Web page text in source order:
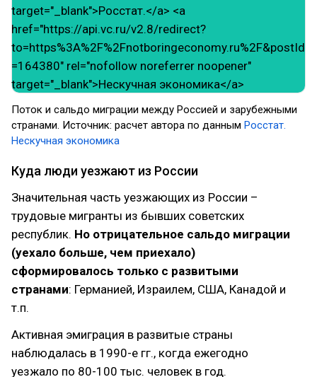
Поток и сальдо миграции между Россией и зарубежными
странами. Источник: расчет автора по данным Росстат.
Нескучная экономика
Куда люди уезжают из России
Значительная часть уезжающих из России –
трудовые мигранты из бывших советских
республик. Но отрицательное сальдо миграции
(уехало больше, чем приехало)
сформировалось только с развитыми
странами: Германией, Израилем, США, Канадой и
т.п.
Активная эмиграция в развитые страны
наблюдалась в 1990-е гг., когда ежегодно
уезжало по 80-100 тыс. человек в год.